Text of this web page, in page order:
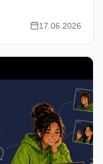
17.06.2026